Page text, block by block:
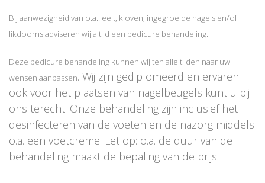
Bij aanwezigheid van o.a.: eelt, kloven, ingegroeide nagels en/of
likdoorns adviseren wij altijd een pedicure behandeling.
Deze pedicure behandeling kunnen wij ten alle tijden naar uw
wensen aanpassen. Wij zijn gediplomeerd en ervaren
ook voor het plaatsen van nagelbeugels kunt u bij
ons terecht. Onze behandeling zijn inclusief het
desinfecteren van de voeten en de nazorg middels
o.a. een voetcreme. Let op: o.a. de duur van de
behandeling maakt de bepaling van de prijs.